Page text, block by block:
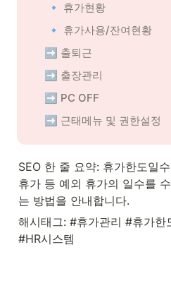
   🔹 휴가현황
   🔹 휴가사용/잔여현황
➡️ 출퇴근
➡️ 출장관리
➡️ PC OFF
➡️ 근태메뉴 및 권한설정
SEO 한 줄 요약: 휴가한도일
휴가 등 예외 휴가의 일수를
는 방법을 안내합니다.
해시태그: #휴가관리 #휴가한
#HR시스템